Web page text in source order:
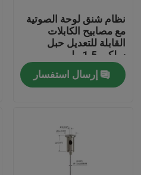
نظام شنق لوحة الصوتية
مع مصابيح الكابلات
القابلة للتعديل حبل
سلكي 1.5 ملم
إرسال استفسار